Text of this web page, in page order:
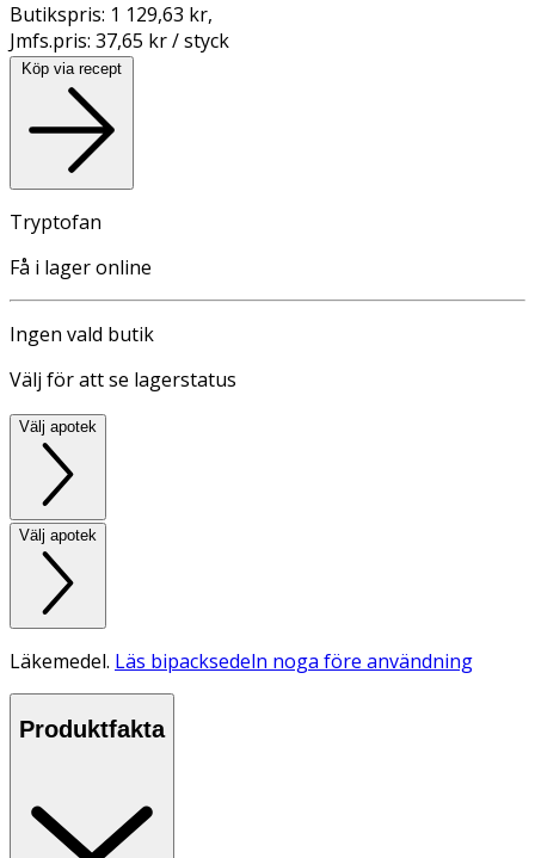
Butikspris: 1 129,63 kr,
Jmfs.pris: 37,65 kr / styck
Köp via recept
Tryptofan
Få i lager online
Ingen vald butik
Välj för att se lagerstatus
Välj apotek
Välj apotek
Läkemedel. Läs bipacksedeln noga före användning
Produktfakta